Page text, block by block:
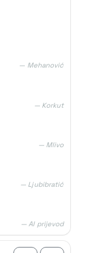
— Mehanović
— Korkut
— Mlivo
— Ljubibratić
— AI prijevod